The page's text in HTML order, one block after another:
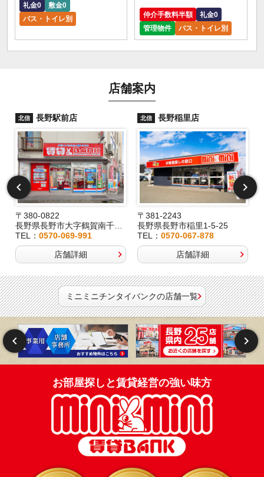
礼金0
敷金0
バス・トイレ別
仲介手数料半額
礼金0
管理物件
バス・トイレ別
店舗案内
北信 長野駅前店
〒380-0822
長野県長野市大字鶴賀南千歳町826
TEL： 0570-069-991
店舗詳細
北信 長野稲里店
〒381-2243
長野県長野市稲里1-5-25
TEL：0570-067-878
店舗詳細
ミニミニチンタイバンクの店舗一覧
お部屋探しと賃貸経営の強い味方